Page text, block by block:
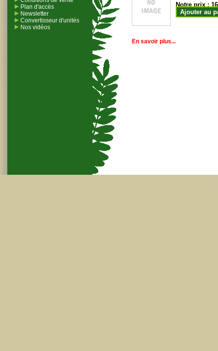
Plan d'accès
Newsletter
Convertisseur d'unités
Nos vidéos
Notre prix :
Ajouter au
En savoir plus...